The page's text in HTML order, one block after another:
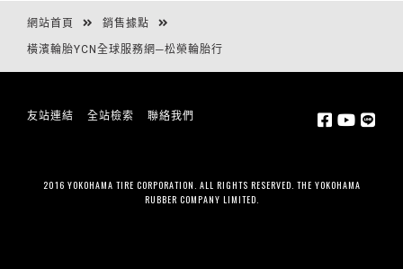
網站首頁 銷售據點
橫濱輪胎YCN全球服務網─松榮輪胎行
友站連結 全站檢索 聯絡我們
2016 YOKOHAMA TIRE CORPORATION. ALL RIGHTS RESERVED. THE YOKOHAMA
RUBBER COMPANY LIMITED.